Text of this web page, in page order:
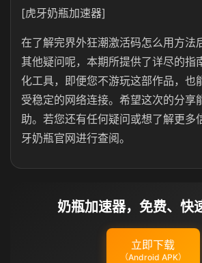
[虎牙奶瓶加速器]
在了解完界外狂潮激活码怎么用方法
其他疑问呢，本期所提供了详尽的指
化工具，即便您不游玩这部作品，也
受稳定的网络连接。希望这次的分享
助。若您还有任何疑问或想了解更多
牙奶瓶官网进行查阅。
奶瓶加速器，免费、快
立即下载
（Android APK）